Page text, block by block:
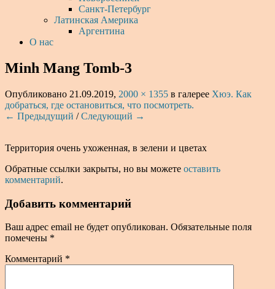
Санкт-Петербург
Латинская Америка
Аргентина
О нас
Minh Mang Tomb-3
Опубликовано 21.09.2019, 2000 × 1355 в галерее Хюэ. Как
добраться, где остановиться, что посмотреть.
← Предыдущий /Следующий →
Территория очень ухоженная, в зелени и цветах
Обратные ссылки закрыты, но вы можете оставить
комментарий.
Добавить комментарий
Ваш адрес email не будет опубликован. Обязательные поля
помечены *
Комментарий *